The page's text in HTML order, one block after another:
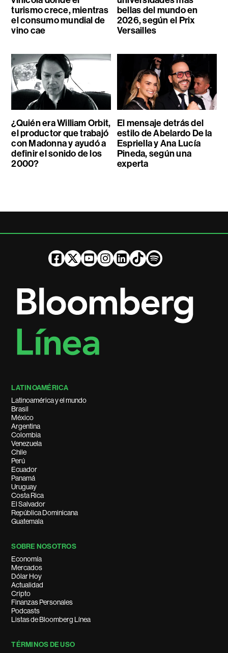
turismo crece, mientras
el consumo mundial de
vino cae
bellas del mundo en
2026, según el Prix
Versailles
¿Quién era William Orbit,
el productor que trabajó
con Madonna y ayudó a
definir el sonido de los
2000?
El mensaje detrás del
estilo de Abelardo De la
Espriella y Ana Lucía
Pineda, según una
experta
LATINOAMÉRICA
Latinoamérica y el mundo
Brasil
México
Argentina
Colombia
Venezuela
Chile
Perú
Ecuador
Panamá
Uruguay
Costa Rica
El Salvador
República Dominicana
Guatemala
SOBRE NOSOTROS
Economía
Mercados
Dólar Hoy
Actualidad
Cripto
Finanzas Personales
Podcasts
Listas de Bloomberg Línea
TÉRMINOS DE USO